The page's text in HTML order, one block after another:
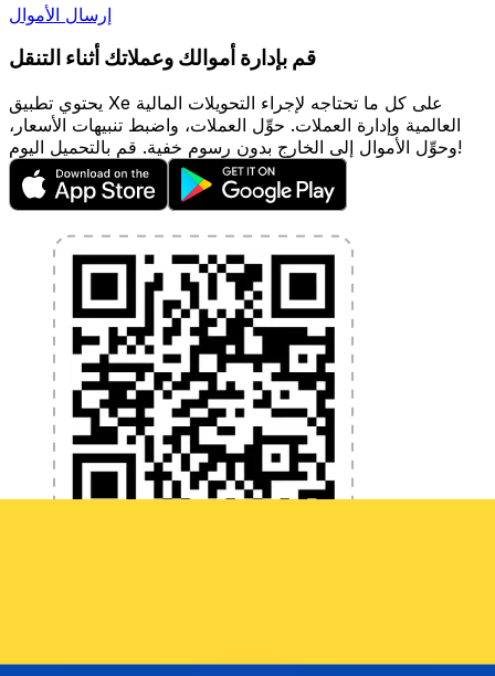
إرسال الأموال
قم بإدارة أموالك وعملاتك أثناء التنقل
يحتوي تطبيق Xe على كل ما تحتاجه لإجراء التحويلات المالية
العالمية وإدارة العملات. حوِّل العملات، واضبط تنبيهات الأسعار،
وحوِّل الأموال إلى الخارج بدون رسوم خفية. قم بالتحميل اليوم!